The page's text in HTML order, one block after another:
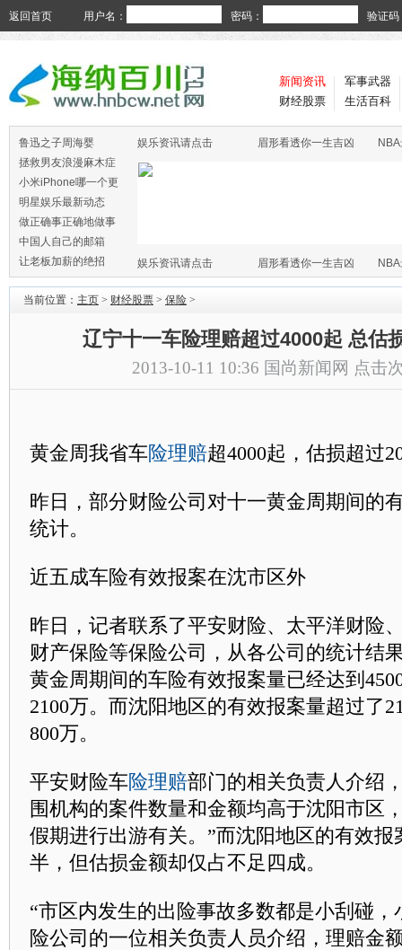
返回首页 用户名： 密码： 验证码
新闻资讯
财经股票
军事武器
生活百科
鲁迅之子周海婴
拯救男友浪漫麻木症
小米iPhone哪一个更
火
明星娱乐最新动态
做正确事正确地做事
中国人自己的邮箱
让老板加薪的绝招
娱乐资讯请点击 眉形看透你一生吉凶
娱乐资讯请点击 眉形看透你一生吉凶
当前位置： 主页 > 财经股票 > 保险 >
辽宁十一车险理赔超过4000起 总估
2013-10-11 10:36 国尚新闻网 点击
黄金周我省车险理赔超4000起，估损超过
昨日，部分财险公司对十一黄金周期间的
统计。
近五成车险有效报案在沈市区外
昨日，记者联系了平安财险、太平洋财险
财产保险等保险公司，从各公司的统计结
黄金周期间的车险有效报案量已经达到
2100万。而沈阳地区的有效报案量超过了
800万。
平安财险车险理赔部门的相关负责人介绍
围机构的案件数量和金额均高于沈阳市区
假期进行出游有关。”而沈阳地区的有效报
半，但估损金额却仅占不足四成。
“市区内发生的出险事故多数都是小刮碰，
险公司的一位相关负责人员介绍，理赔金